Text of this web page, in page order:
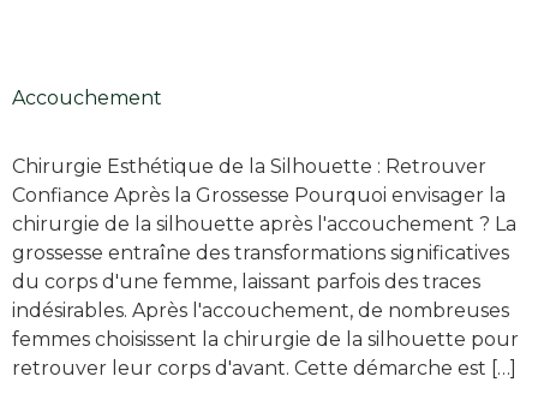
Accouchement
Chirurgie Esthétique de la Silhouette : Retrouver
Confiance Après la Grossesse Pourquoi envisager la
chirurgie de la silhouette après l'accouchement ? La
grossesse entraîne des transformations significatives
du corps d'une femme, laissant parfois des traces
indésirables. Après l'accouchement, de nombreuses
femmes choisissent la chirurgie de la silhouette pour
retrouver leur corps d'avant. Cette démarche est […]